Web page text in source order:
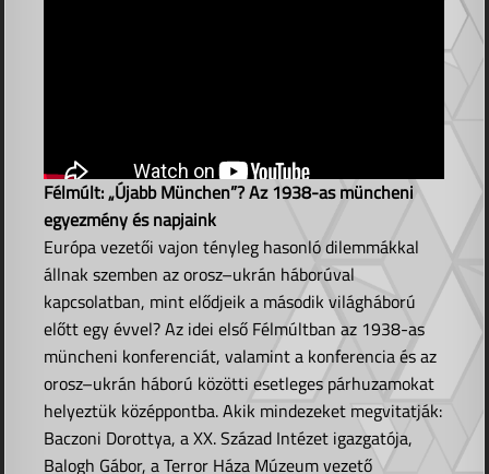
Félmúlt: „Újabb München”? Az 1938-as müncheni
egyezmény és napjaink
Európa vezetői vajon tényleg hasonló dilemmákkal
állnak szemben az orosz–ukrán háborúval
kapcsolatban, mint elődjeik a második világháború
előtt egy évvel? Az idei első Félmúltban az 1938-as
müncheni konferenciát, valamint a konferencia és az
orosz–ukrán háború közötti esetleges párhuzamokat
helyeztük középpontba. Akik mindezeket megvitatják:
Baczoni Dorottya, a XX. Század Intézet igazgatója,
Balogh Gábor, a Terror Háza Múzeum vezető